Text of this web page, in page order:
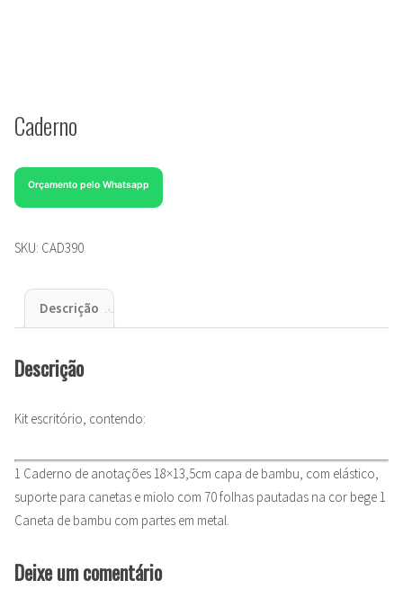
Caderno
Orçamento pelo Whatsapp
SKU: CAD390
Descrição
Descrição
Kit escritório, contendo:
1 Caderno de anotações 18×13,5cm capa de bambu, com elástico,
suporte para canetas e miolo com 70 folhas pautadas na cor bege 1
Caneta de bambu com partes em metal.
Deixe um comentário